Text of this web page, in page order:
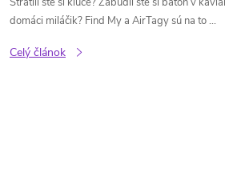
domáci miláčik? Find My a AirTagy sú na to ...
Celý článok